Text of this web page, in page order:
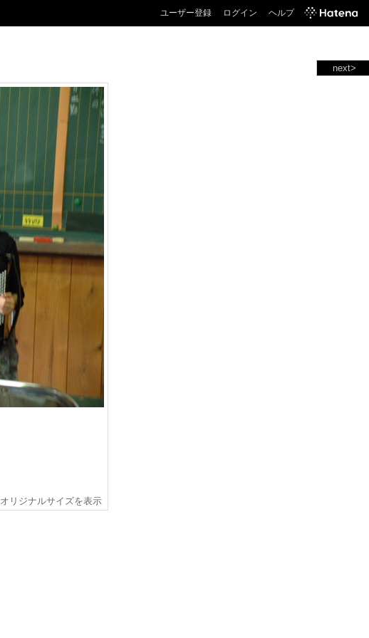
ユーザー登録 ログイン ヘルプ
next>
オリジナルサイズを表示